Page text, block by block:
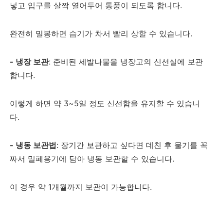
넣고 입구를 살짝 열어두어 통풍이 되도록 합니다.
완전히 밀봉하면 습기가 차서 빨리 상할 수 있습니다.
- 냉장 보관: 준비된 세발나물을 냉장고의 신선실에 보관
합니다.
이렇게 하면 약 3~5일 정도 신선함을 유지할 수 있습니
다.
- 냉동 보관법: 장기간 보관하고 싶다면 데친 후 물기를 꼭
짜서 밀폐용기에 담아 냉동 보관할 수 있습니다.
이 경우 약 1개월까지 보관이 가능합니다.